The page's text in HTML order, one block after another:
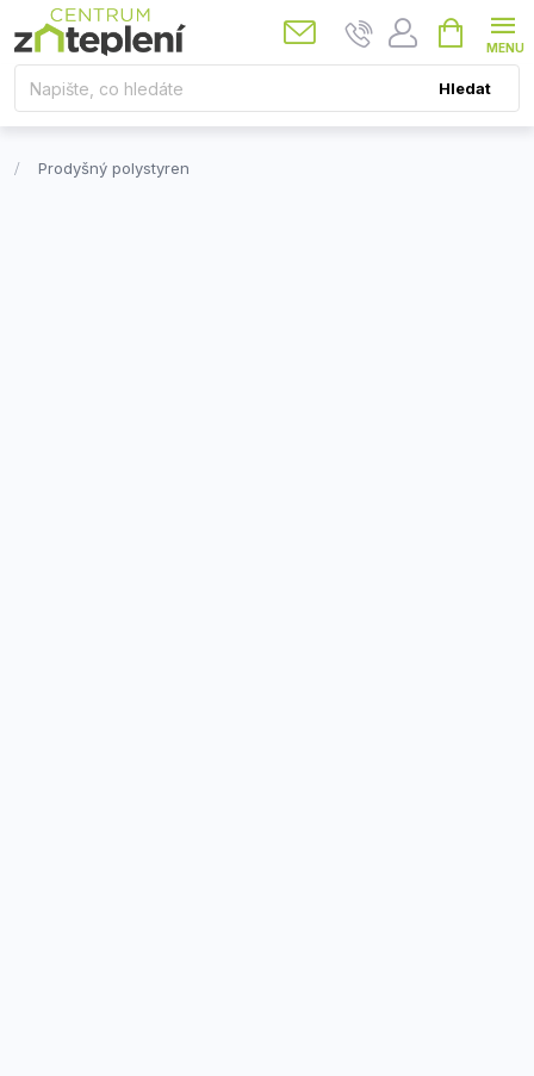
na
obsah
Hledat
Nákupní
košík
Prodyšný polystyren